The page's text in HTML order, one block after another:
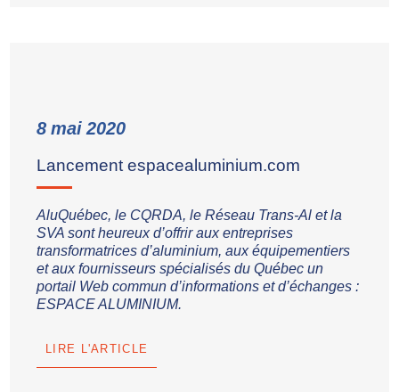
8 mai 2020
Lancement espacealuminium.com
AluQuébec, le CQRDA, le Réseau Trans-Al et la
SVA sont heureux d’offrir aux entreprises
transformatrices d’aluminium, aux équipementiers
et aux fournisseurs spécialisés du Québec un
portail Web commun d’informations et d’échanges :
ESPACE ALUMINIUM.
LIRE L'ARTICLE